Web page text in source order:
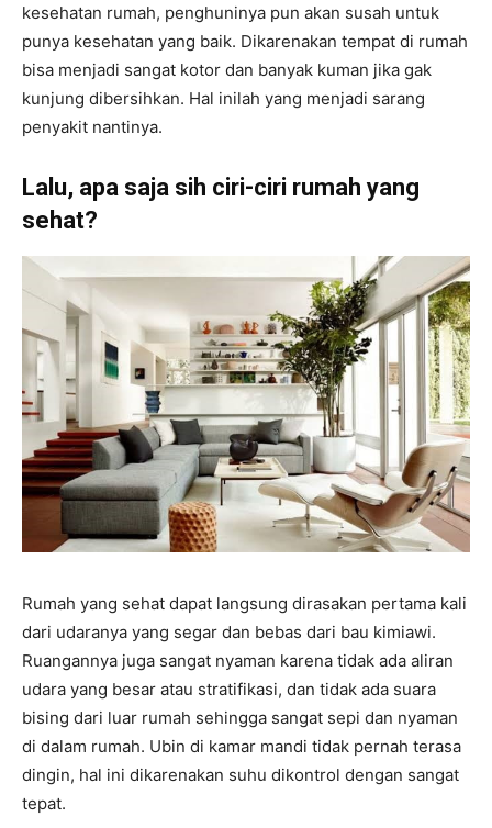
kesehatan rumah, penghuninya pun akan susah untuk
punya kesehatan yang baik. Dikarenakan tempat di rumah
bisa menjadi sangat kotor dan banyak kuman jika gak
kunjung dibersihkan. Hal inilah yang menjadi sarang
penyakit nantinya.
Lalu, apa saja sih ciri-ciri rumah yang
sehat?
Rumah yang sehat dapat langsung dirasakan pertama kali
dari udaranya yang segar dan bebas dari bau kimiawi.
Ruangannya juga sangat nyaman karena tidak ada aliran
udara yang besar atau stratifikasi, dan tidak ada suara
bising dari luar rumah sehingga sangat sepi dan nyaman
di dalam rumah. Ubin di kamar mandi tidak pernah terasa
dingin, hal ini dikarenakan suhu dikontrol dengan sangat
tepat.